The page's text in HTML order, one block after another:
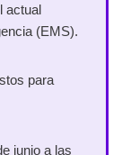
actual
(EMS).
para
junio a las